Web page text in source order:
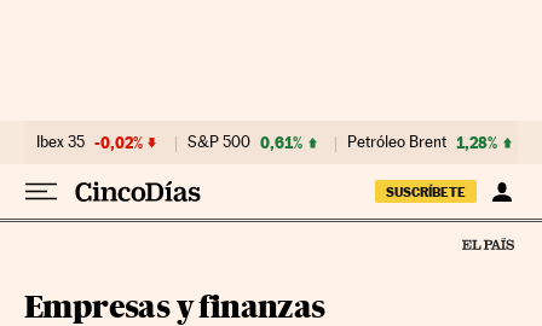
Ibex 35 -0,02% S&P 500 0,61% Petróleo Brent 1,28%
SUSCRÍBETE
Empresas y finanzas